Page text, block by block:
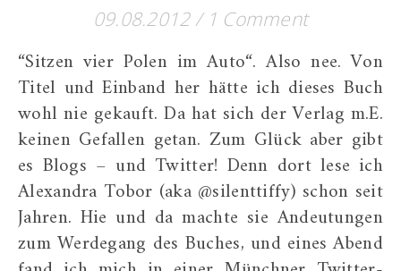
09.08.2012/ 1 Comment
“Sitzen vier Polen im Auto“. Also nee. Von
Titel und Einband her hätte ich dieses Buch
wohl nie gekauft. Da hat sich der Verlag m.E.
keinen Gefallen getan. Zum Glück aber gibt
es Blogs – und Twitter! Denn dort lese ich
Alexandra Tobor (aka @silenttiffy) schon seit
Jahren. Hie und da machte sie Andeutungen
zum Werdegang des Buches, und eines Abend